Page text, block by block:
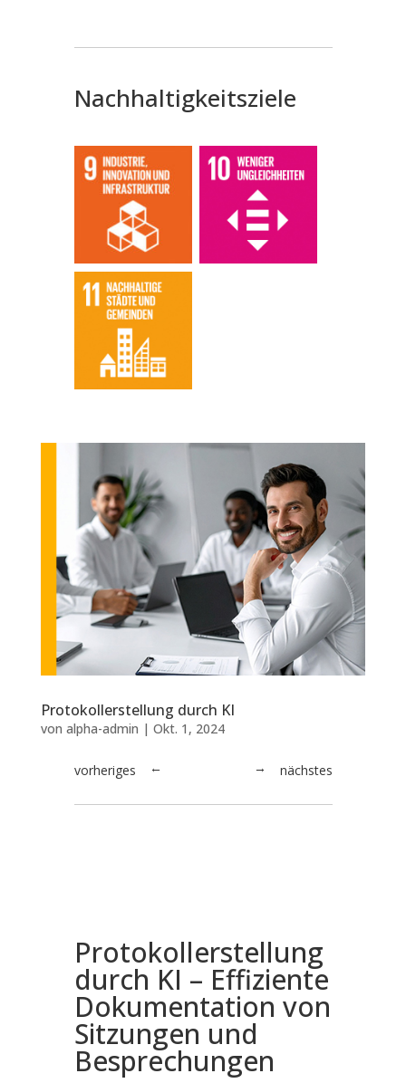
Nachhaltigkeitsziele
Protokollerstellung durch KI
von alpha-admin | Okt. 1, 2024
← nächstes
vorheriges →
Protokollerstellung
durch KI – Effiziente
Dokumentation von
Sitzungen und
Besprechungen